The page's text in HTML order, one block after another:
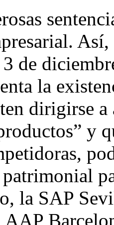
de
la
dirigirse
y
la SAP
AAP